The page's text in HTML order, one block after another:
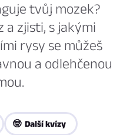
tvůj mozek?
a zjisti, s jakými
rysy se můžeš
a odlehčenou
🤓 Další kvízy